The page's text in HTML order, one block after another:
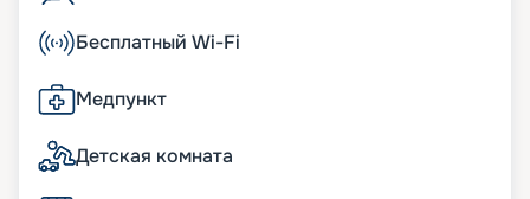
Бесплатный Wi-Fi
Медпункт
Детская комната